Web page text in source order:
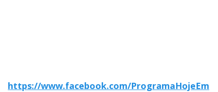
https://www.facebook.com/ProgramaHojeEm